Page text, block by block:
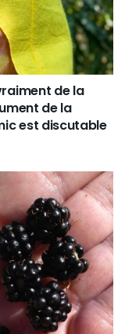
de la
de la
est discutable